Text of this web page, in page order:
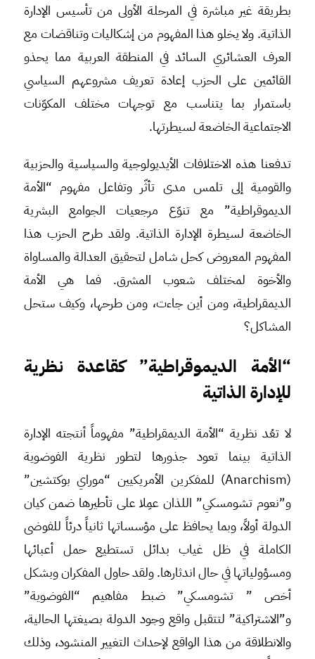
بطريقة غير مباشرة في المرحلة الأولى من تأسيس الإدارة
الذاتية. ولا يخلو هذا المفهوم من إشكاليات وتناقضات مع
العرف العشائري السائد في المنطقة العربية مما يحذو
القائمين على الحزب إعادة تعريف مشروعهم السياسي
باستمرار بما يتناسب مع توجهات مختلف المكوّنات
الاجتماعية الخاضعة لسيطرتها.
تدفعنا هذه الاختلافات الأيديولوجية والسياسية والحزبية
والقومية إلى تلمس مدى تأثّر وتفاعل مفهوم “الأمة
الديموقراطية” مع تنوّع مرجعيات الجوامع البشرية
الخاضعة لسيطرة الإدارة الذاتية. ولقد طرح الحزب هذا
المفهوم المعروض كحل شامل لتحقيق العدالة والمساواة
والأخوة لمختلف شعوب المشرق. فما هي الأمة
الديمقراطية، ومن أين جاءت، ومن طرحها، وكيف ستحل
المشاكل؟
“الأمة الديموقراطية” كقاعدة نظرية
للإدارة الذاتية
لا تعُد نظرية “الأمة الديمقراطية” مفهوماً أنتجته الإدارة
الذاتية بينما تعود جذورها لتطور نظرية الفوضوية
(Anarchism) للمفكرين الأمريكيين “موراي بوكتشين”
و”نعوم تشومسكي” اللذان عمِلا على تأطيرها ضمن كيان
الدولة أولاً، وبما يحافظ على مؤسساتها ثانياً درئاً للفوضى
الكاملة في ظل غياب بدائل تستطيع حمل أعبائها
ومسؤولياتها في حال اندثارها. ولقد حاول المفكران وبشكل
أخص ” تشومسكي” ضبط مفاهيم “الفوضوية”
و”الاشتراكية” لتتقبل واقع وجود الدولة بصيغتها الحالية،
والانطلاقة من هذا الواقع لإحداث التغيير المنشود، وذلك